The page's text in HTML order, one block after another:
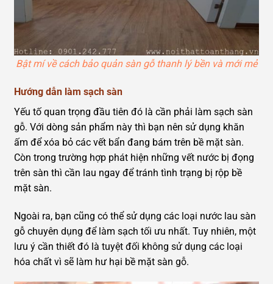
Bật mí về cách bảo quản sàn gỗ thanh lý bền và mới mẻ
Hướng dẫn làm sạch sàn
Yếu tố quan trọng đầu tiên đó là cần phải làm sạch sàn
gỗ. Với dòng sản phẩm này thì bạn nên sử dụng khăn
ấm để xóa bỏ các vết bẩn đang bám trên bề mặt sàn.
Còn trong trường hợp phát hiện những vết nước bị đọng
trên sàn thì cần lau ngay để tránh tình trạng bị rộp bề
mặt sàn.
Ngoài ra, bạn cũng có thể sử dụng các loại nước lau sàn
gỗ chuyên dụng để làm sạch tối ưu nhất. Tuy nhiên, một
lưu ý cần thiết đó là tuyệt đối không sử dụng các loại
hóa chất vì sẽ làm hư hại bề mặt sàn gỗ.